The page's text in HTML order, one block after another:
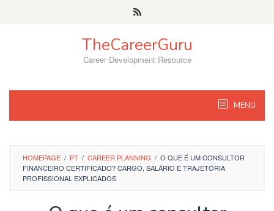
TheCareerGuru
Career Development Resource
MENU
HOMEPAGE / PT / CAREER PLANNING / O QUE É UM CONSULTOR
FINANCEIRO CERTIFICADO? CARGO, SALÁRIO E TRAJETÓRIA
PROFISSIONAL EXPLICADOS